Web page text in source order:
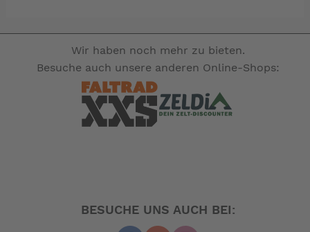
seewasserbeständigen Materialien hergestellt. Sie ist
geeignet für Segel- und Motoryachten sowie Personen-
und Berufsschiffe, insbesondere Behördenschiffe.
0014000
Wir haben noch mehr zu bieten.
Besuche auch unsere anderen Online-Shops:
BESUCHE UNS AUCH BEI: